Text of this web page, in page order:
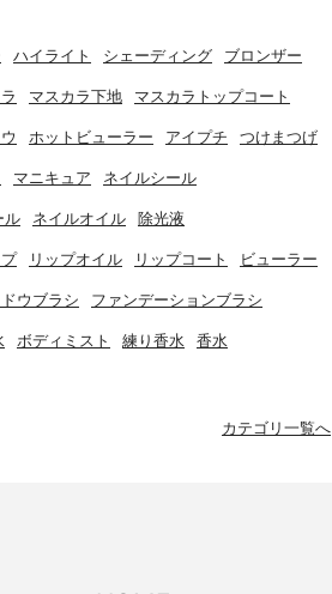
ハイライト シェーディング ブロンザー
マスカラ下地 マスカラトップコート
ホットビューラー アイプチ つけまつげ
マニキュア ネイルシール
ル ネイルオイル 除光液
リップオイル リップコート ビューラー
ウブラシ ファンデーションブラシ
ボディミスト 練り香水 香水
カテゴリ一覧へ